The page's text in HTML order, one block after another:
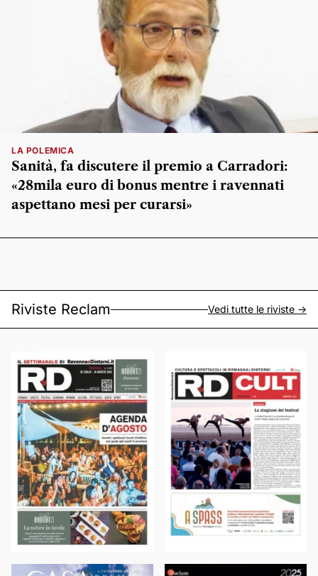
LA POLEMICA
Sanità, fa discutere il premio a Carradori:
«28mila euro di bonus mentre i ravennati
aspettano mesi per curarsi»
Riviste Reclam Vedi tutte le riviste ->